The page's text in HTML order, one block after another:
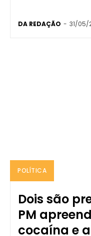
DA REDAÇÃO - 31/05/
POLÍTICA
Dois são
PM
cocaína e